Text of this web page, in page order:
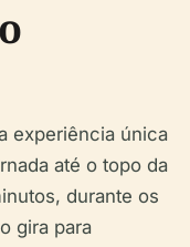
experiência única
até o topo da
durante os
gira para